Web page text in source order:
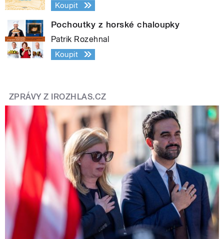
Koupit
Pochoutky z horské chaloupky
Patrik Rozehnal
Koupit
ZPRÁVY Z IROZHLAS.CZ